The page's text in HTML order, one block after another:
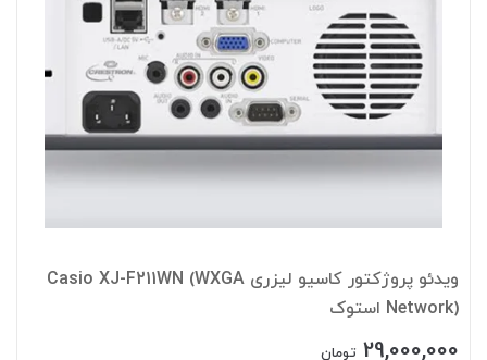
ویدئو پروژکتور کاسیو لیزری Casio XJ-F211WN (WXGA
Network) استوک
29,000,000 تومان